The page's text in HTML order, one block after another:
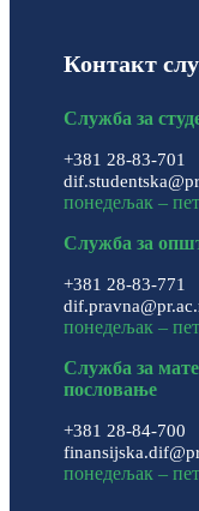
Контакт
Служба за
+381 28-83-701
понедељак –
Служба за
+381 28-83-771
понедељак –
Служба за
пословање
+381 28-84-700
понедељак –